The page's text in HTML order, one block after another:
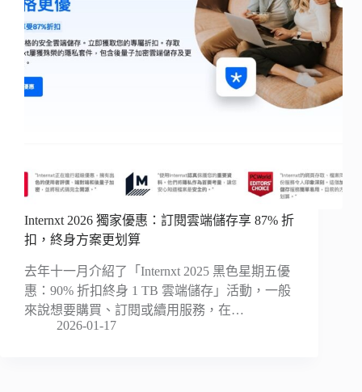
Internxt 2026 獨家優惠：訂閱雲端儲存享 87% 折
扣，終身方案更划算
去年十一月介紹了「Internxt 2025 黑色星期五優
惠：90% 折扣終身 1 TB 雲端儲存」活動，一般
來說想要購買、訂閱或續用服務，在…
2026-01-17